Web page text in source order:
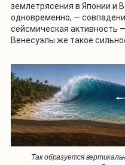
землетрясения в Японии и
одновременно, —
сейсмическая активность
Венесуэлы же такое
Так образуется